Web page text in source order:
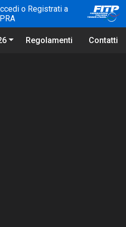
o Registrati a
Regolamenti Contatti